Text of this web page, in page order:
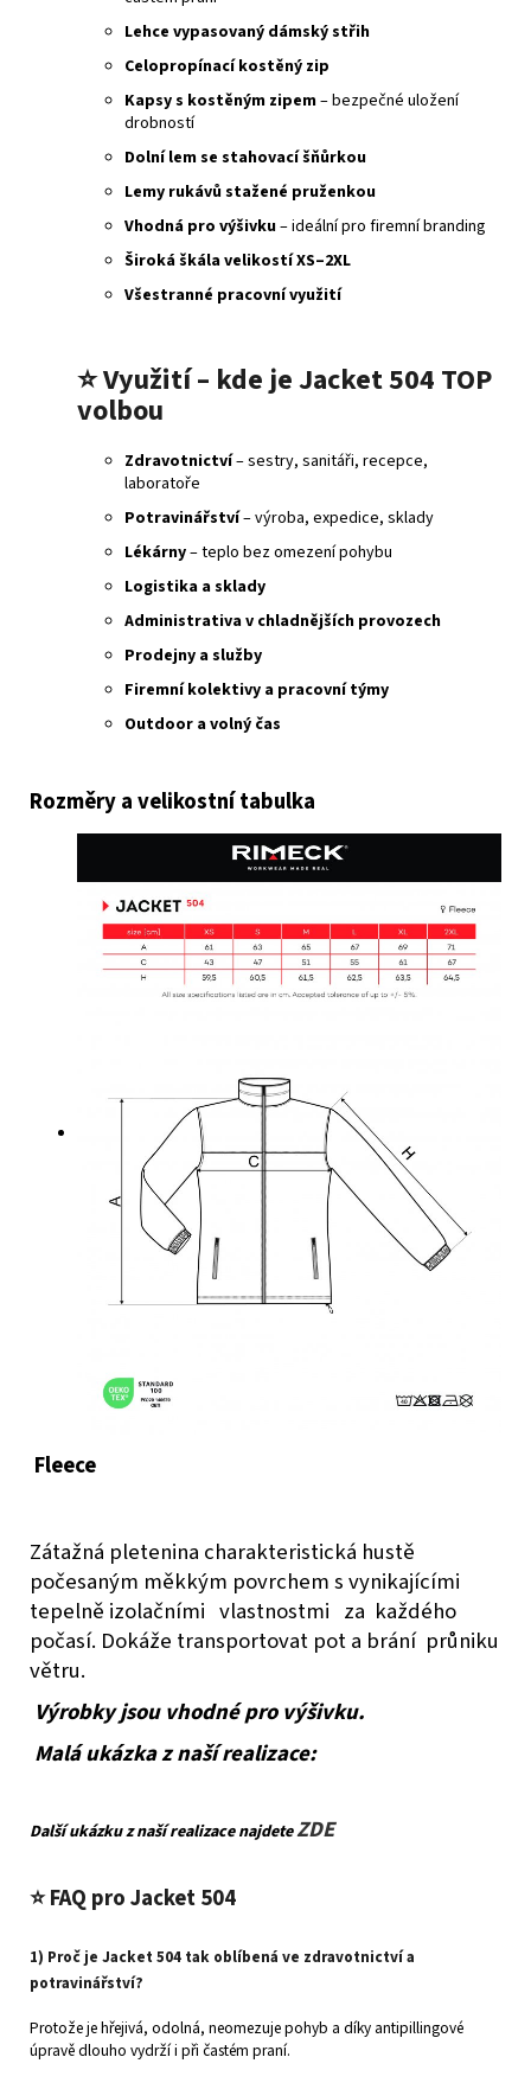
Lehce vypasovaný dámský střih
Celopropínací kostěný zip
Kapsy s kostěným zipem– bezpečné uložení
drobností
Dolní lem se stahovací šňůrkou
Lemy rukávů stažené pruženkou
Vhodná pro výšivku– ideální pro firemní branding
Široká škála velikostí XS–2XL
Všestranné pracovní využití
⭐Využití – kde je Jacket 504 TOP
volbou
Zdravotnictví– sestry, sanitáři, recepce,
laboratoře
Potravinářství– výroba, expedice, sklady
Lékárny– teplo bez omezení pohybu
Logistika a sklady
Administrativa v chladnějších provozech
Prodejny a služby
Firemní kolektivy a pracovní týmy
Outdoor a volný čas
Rozměry a velikostní tabulka
Fleece
Zátažná pletenina charakteristická hustě
počesaným měkkým povrchem s vynikajícími
tepelně izolačními vlastnostmi za každého
počasí. Dokáže transportovat pot a brání průniku
větru.
Výrobky jsou vhodné pro výšivku.
Malá ukázka z naší realizace:
Další ukázku z naší realizace najdeteZDE
⭐FAQ pro Jacket 504
1) Proč je Jacket 504 tak oblíbená ve zdravotnictví a
potravinářství?
Protože je hřejivá, odolná, neomezuje pohyb a díky antipillingové
úpravě dlouho vydrží i při častém praní.